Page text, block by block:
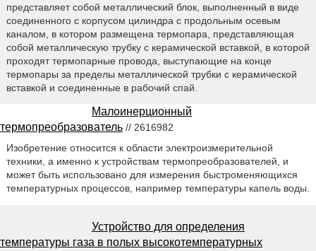
представляет собой металлический блок, выполненный в виде
соединенного с корпусом цилиндра с продольным осевым
каналом, в котором размещена термопара, представляющая
собой металлическую трубку с керамической вставкой, в которой
проходят термопарные провода, выступающие на конце
термопары за пределы металлической трубки с керамической
вставкой и соединенные в рабочий спай.
Малоинерционный
термопреобразователь // 2616982
Изобретение относится к области электроизмерительной
техники, а именно к устройствам термопреобразователей, и
может быть использовано для измерения быстроменяющихся
температурных процессов, например температуры капель воды.
Устройство для определения
температуры газа в полых высокотемпературных